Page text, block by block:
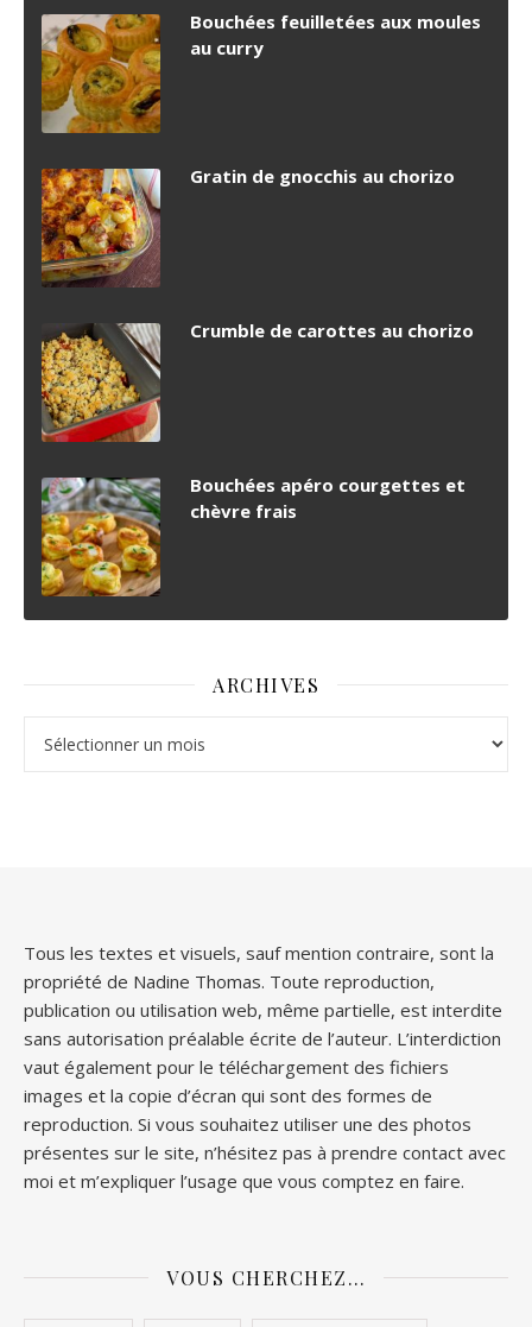
Bouchées feuilletées aux moules
au curry
Gratin de gnocchis au chorizo
Crumble de carottes au chorizo
Bouchées apéro courgettes et
chèvre frais
ARCHIVES
Tous les textes et visuels, sauf mention contraire, sont la
propriété de Nadine Thomas. Toute reproduction,
publication ou utilisation web, même partielle, est interdite
sans autorisation préalable écrite de l’auteur. L’interdiction
vaut également pour le téléchargement des fichiers
images et la copie d’écran qui sont des formes de
reproduction. Si vous souhaitez utiliser une des photos
présentes sur le site, n’hésitez pas à prendre contact avec
moi et m’expliquer l’usage que vous comptez en faire.
VOUS CHERCHEZ…